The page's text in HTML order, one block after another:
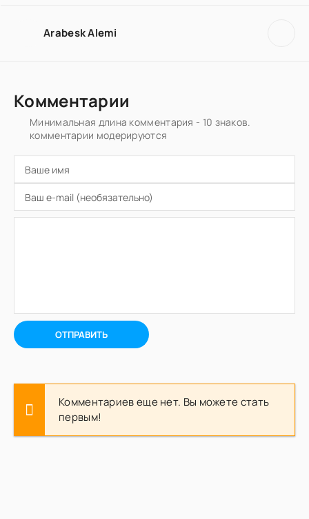
Arabesk Alemi
Комментарии
Минимальная длина комментария - 10 знаков.
комментарии модерируются
ОТПРАВИТЬ
Комментариев еще нет. Вы можете стать
первым!